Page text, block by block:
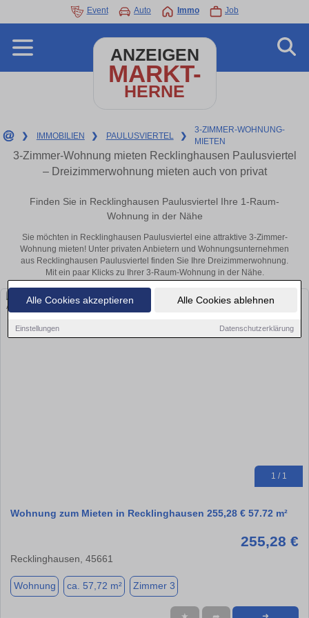
Alle Cookies akzeptieren Alle Cookies ablehnen
Einstellungen Datenschutzerklärung
Event Auto Immo Job
ANZEIGEN
MARKT-
HERNE
❯ IMMOBILIEN ❯ PAULUSVIERTEL ❯
3-ZIMMER-WOHNUNG-
MIETEN
3-Zimmer-Wohnung mieten Recklinghausen Paulusviertel
– Dreizimmerwohnung mieten auch von privat
Finden Sie in Recklinghausen Paulusviertel Ihre 1-Raum-
Wohnung in der Nähe
Sie möchten in Recklinghausen Paulusviertel eine attraktive 3-Zimmer-
Wohnung mieten! Unter privaten Anbietern und Wohnungsunternehmen
aus Recklinghausen Paulusviertel finden Sie Ihre Dreizimmerwohnung.
Mit ein paar Klicks zu Ihrer 3-Raum-Wohnung in der Nähe.
1 / 1
Wohnung zum Mieten in Recklinghausen 255,28 € 57.72 m²
255,28 €
Recklinghausen, 45661
Wohnung ca. 57,72 m² Zimmer 3